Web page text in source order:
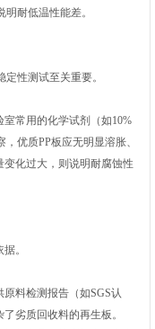
耐低温性能差。
性测试至关重要。
常用的化学试剂（如10%
优质PP板应‌无明显溶胀、
化过大，则说明耐腐蚀性
。
料检测报告‌（如SGS认
劣质回收料的再生板。